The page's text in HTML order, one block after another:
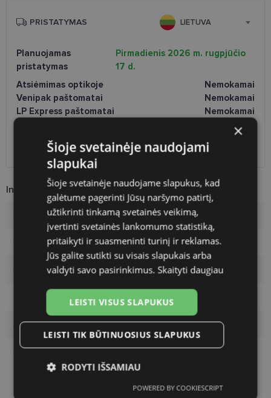
Informacija apie prekę
Prekės ženklas POLAROID
Rėmelio dydis 57
Rėmo spalva black
Rėmelio medžiaga Plastmasinis
Auditorija Vyrams
Lęšio plotis 57
PRISTATYMAS LIETUVA
Planuojamas
pristatymas
Pirmadienis 2026 m. rugpjūčio
17 d.
Atsiėmimas optikoje
Nemokamai
Venipak paštomatai
Nemokamai
LP Express paštomatai
Nemokamai
Nemokamai
Omniva paštomatai
0.50 €
DPD kurjeris
Nemokamai
×
Šioje svetainėje naudojami
slapukai
Šioje svetainėje naudojame slapukus, kad
galėtume pagerinti Jūsų naršymo patirtį,
užtikrinti tinkamą svetainės veikimą,
įvertinti svetainės lankomumo statistiką,
pritaikyti ir suasmeninti turinį ir reklamas.
Jūs galite sutikti su visais slapukais arba
valdyti savo pasirinkimus. Skaityti daugiau
LEISTI VISUS SLAPUKUS
LEISTI TIK BŪTINUOSIUS SLAPUKUS
RODYTI IŠSAMIAU
Statistikos
Rinkodaros
POWERED BY COOKIESCRIPT